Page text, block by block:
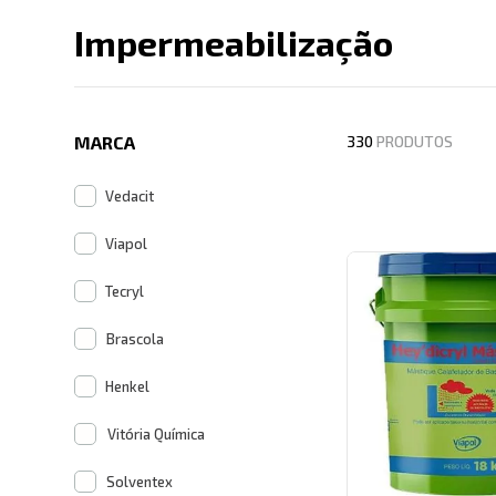
Impermeabilização
Descrição search
MARCA
Vedacit
Viapol
Tecryl
Brascola
Henkel
Vitória Química
Solventex
330 PRODUTOS